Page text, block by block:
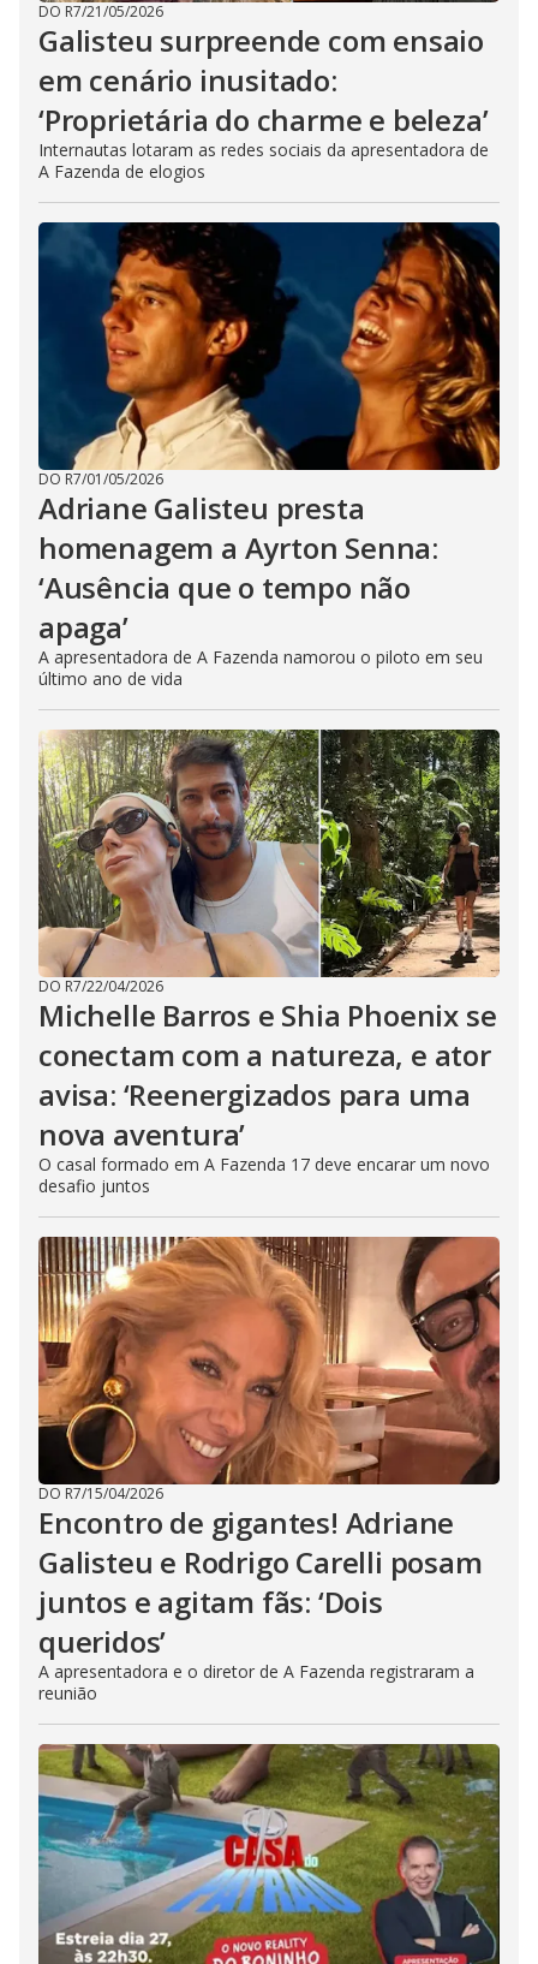
DO R7/21/05/2026
Galisteu surpreende com ensaio
em cenário inusitado:
‘Proprietária do charme e beleza’
Internautas lotaram as redes sociais da apresentadora de
A Fazenda de elogios
DO R7/01/05/2026
Adriane Galisteu presta
homenagem a Ayrton Senna:
‘Ausência que o tempo não
apaga’
A apresentadora de A Fazenda namorou o piloto em seu
último ano de vida
DO R7/22/04/2026
Michelle Barros e Shia Phoenix se
conectam com a natureza, e ator
avisa: ‘Reenergizados para uma
nova aventura’
O casal formado em A Fazenda 17 deve encarar um novo
desafio juntos
DO R7/15/04/2026
Encontro de gigantes! Adriane
Galisteu e Rodrigo Carelli posam
juntos e agitam fãs: ‘Dois
queridos’
A apresentadora e o diretor de A Fazenda registraram a
reunião